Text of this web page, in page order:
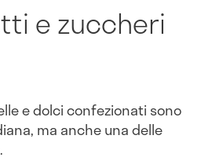
e zuccheri
e dolci confezionati sono
ma anche una delle